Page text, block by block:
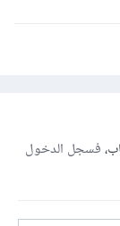
فسجل الدخول